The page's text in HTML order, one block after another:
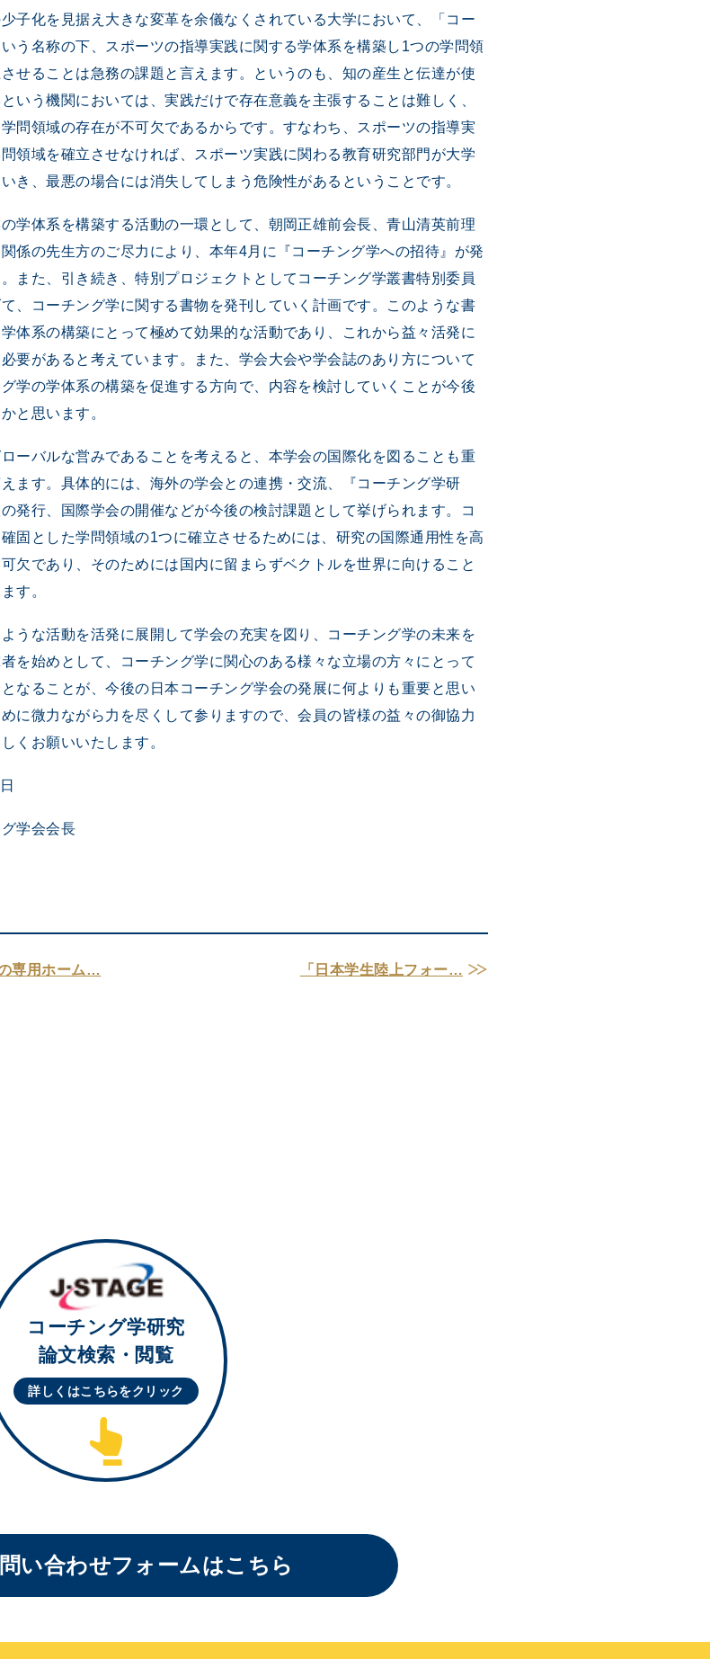
子化を見据え大きな変革を余儀なくされている大学において、「コー
う名称の下、スポーツの指導実践に関する学体系を構築し1つの学問領
せることは急務の課題と言えます。というのも、知の産生と伝達が使
いう機関においては、実践だけで存在意義を主張することは難しく、
問領域の存在が不可欠であるからです。すなわち、スポーツの指導実
領域を確立させなければ、スポーツ実践に関わる教育研究部門が大学
き、最悪の場合には消失してしまう危険性があるということです。
学体系を構築する活動の一環として、朝岡正雄前会長、青山清英前理
係の先生方のご尽力により、本年4月に『コーチング学への招待』が発
また、引き続き、特別プロジェクトとしてコーチング学叢書特別委員
、コーチング学に関する書物を発刊していく計画です。このような書
体系の構築にとって極めて効果的な活動であり、これから益々活発に
要があると考えています。また、学会大会や学会誌のあり方について
学の学体系の構築を促進する方向で、内容を検討していくことが今後
と思います。
ーバルな営みであることを考えると、本学会の国際化を図ることも重
ます。具体的には、海外の学会との連携・交流、『コーチング学研
発行、国際学会の開催などが今後の検討課題として挙げられます。コ
固とした学問領域の1つに確立させるためには、研究の国際通用性を高
欠であり、そのためには国内に留まらずベクトルを世界に向けること
す。
うな活動を活発に展開して学会の充実を図り、コーチング学の未来を
を始めとして、コーチング学に関心のある様々な立場の方々にとって
なることが、今後の日本コーチング学会の発展に何よりも重要と思い
に微力ながら力を尽くして参りますので、会員の皆様の益々の御協力
くお願いいたします。
学会会長
専用ホーム… 「日本学生陸上フォー…
コーチング学研究
論文検索・閲覧
詳しくはこちらをクリック
い合わせフォームはこちら